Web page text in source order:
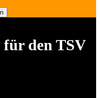
für den TSV